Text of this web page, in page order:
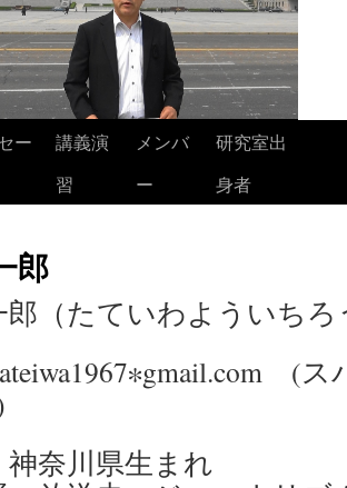
ー
講義演
習
メンバ
ー
研究室出
身者
郎
郎（たていわよういちろ
(
奈川県生まれ